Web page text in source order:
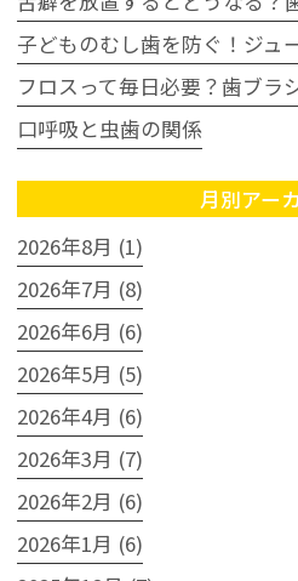
口呼吸と虫歯の関係
月別アー
2026年8月 (1)
2026年7月 (8)
2026年6月 (6)
2026年5月 (5)
2026年4月 (6)
2026年3月 (7)
2026年2月 (6)
2026年1月 (6)